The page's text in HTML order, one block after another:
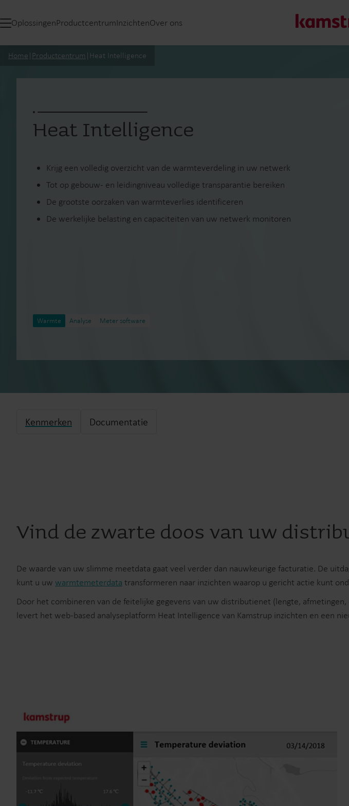
OplossingenProductcentrumInzichtenOver ons
Home | Productcentrum | Heat Intelligence
Heat Intelligence
Krijg een volledig overzicht van de warmteverdeling in uw netwerk
Tot op gebouw- en leidingniveau volledige transparantie bereiken
De grootste oorzaken van warmteverlies identificeren
De werkelijke belasting en capaciteiten van uw netwerk monitoren
Warmte Analyse Meter software
Kenmerken Documentatie
Vind de zwarte doos van uw
De waarde van uw slimme meetdata gaat veel verder dan nauwkeurige facturatie. De
kunt u uw warmtemeterdata transformeren naar inzichten waarop u gericht actie kunt
Door het combineren van de feitelijke gegevens van uw distributienet (lengte,
levert het web-based analyseplatform Heat Intelligence van Kamstrup inzichten en een